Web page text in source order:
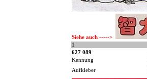
Siehe auch ----->
1
627 089
Kennung
Aufkleber